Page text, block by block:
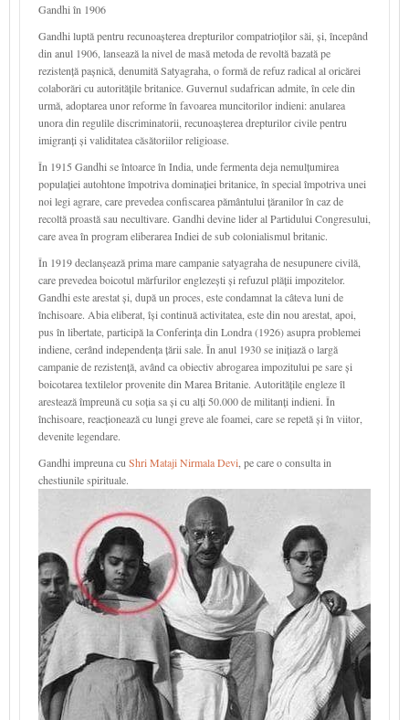
Gandhi în 1906
Gandhi luptă pentru recunoașterea drepturilor compatrioților săi, și, începând
din anul 1906, lansează la nivel de masă metoda de revoltă bazată pe
rezistență pașnică, denumită Satyagraha, o formă de refuz radical al oricărei
colaborări cu autoritățile britanice. Guvernul sudafrican admite, în cele din
urmă, adoptarea unor reforme în favoarea muncitorilor indieni: anularea
unora din regulile discriminatorii, recunoașterea drepturilor civile pentru
imigranți și validitatea căsătoriilor religioase.
În 1915 Gandhi se întoarce în India, unde fermenta deja nemulțumirea
populației autohtone împotriva dominației britanice, în special împotriva unei
noi legi agrare, care prevedea confiscarea pământului țăranilor în caz de
recoltă proastă sau necultivare. Gandhi devine lider al Partidului Congresului,
care avea în program eliberarea Indiei de sub colonialismul britanic.
În 1919 declanșează prima mare campanie satyagraha de nesupunere civilă,
care prevedea boicotul mărfurilor englezești și refuzul plății impozitelor.
Gandhi este arestat și, după un proces, este condamnat la câteva luni de
închisoare. Abia eliberat, își continuă activitatea, este din nou arestat, apoi,
pus în libertate, participă la Conferința din Londra (1926) asupra problemei
indiene, cerând independența țării sale. În anul 1930 se inițiază o largă
campanie de rezistență, având ca obiectiv abrogarea impozitului pe sare și
boicotarea textilelor provenite din Marea Britanie. Autoritățile engleze îl
arestează împreună cu soția sa și cu alți 50.000 de militanți indieni. În
închisoare, reacționează cu lungi greve ale foamei, care se repetă și în viitor,
devenite legendare.
Gandhi impreuna cu Shri Mataji Nirmala Devi , pe care o consulta in
chestiunile spirituale.